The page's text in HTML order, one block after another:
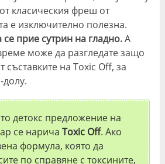
класическия фреш от
е изключително полезна.
прие сутрин на гладно.А
може да разгледате защо
съставките на Toxic Off, за
детокс предложение на
се наричаToxic Off. Ако
формула, която да
по справяне с токсините,